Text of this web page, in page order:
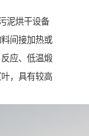
泥烘干设备
间接加热或
应、低温煅
，具有较高